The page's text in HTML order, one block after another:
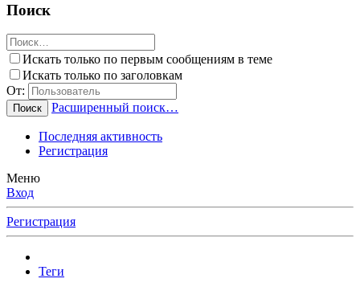
Поиск
Искать только по первым сообщениям в теме
Искать только по заголовкам
От:
Поиск Расширенный поиск…
Последняя активность
Регистрация
Меню
Вход
Регистрация
Теги